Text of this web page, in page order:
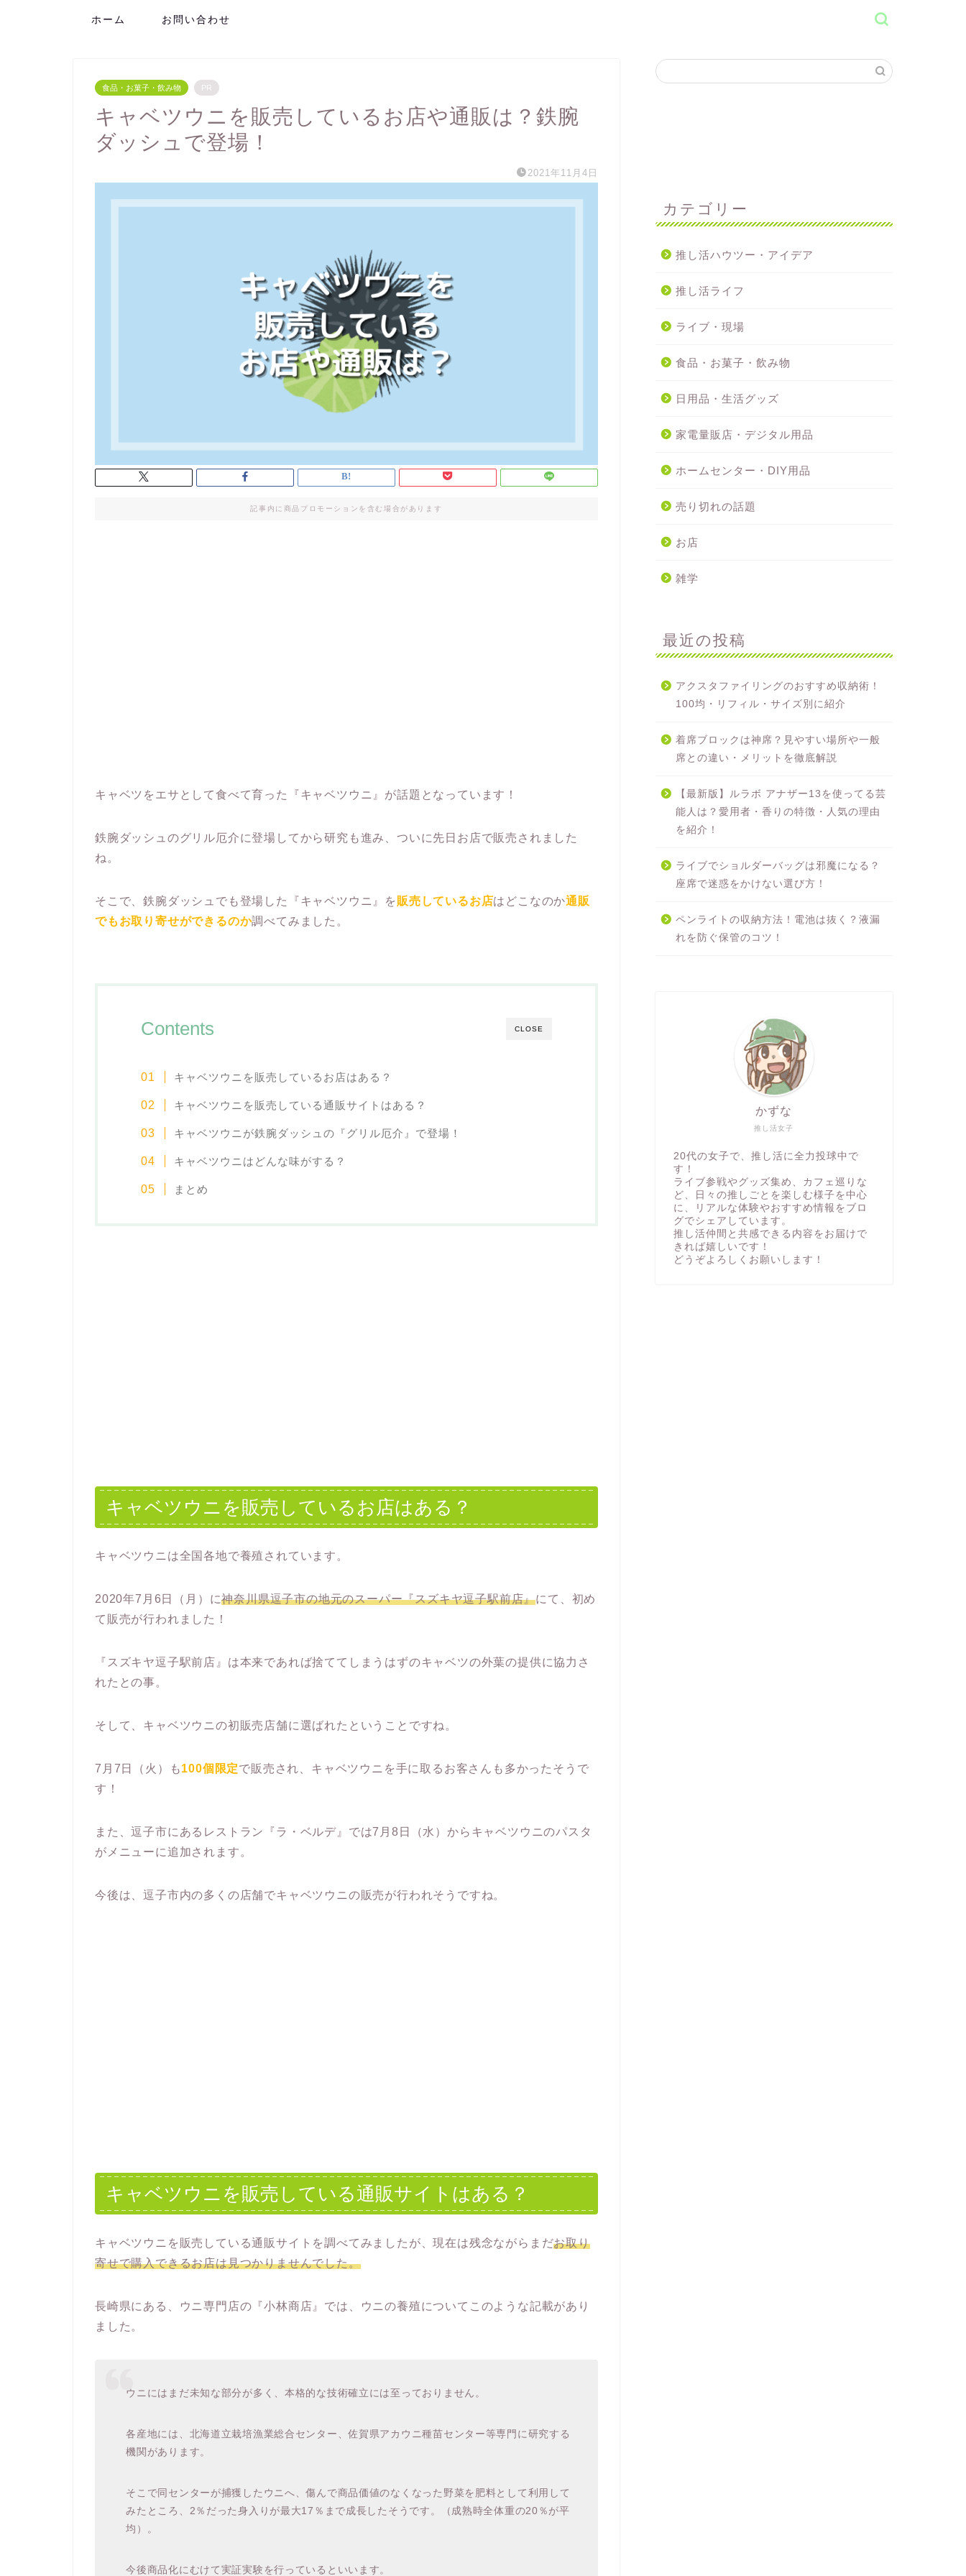
ホーム お問い合わせ
食品・お菓子・飲み物 PR
キャベツウニを販売しているお店や通販は？鉄腕
ダッシュで登場！
2021年11月4日
記事内に商品プロモーションを含む場合があります
キャベツをエサとして食べて育った『キャベツウニ』が話題となっています！
鉄腕ダッシュのグリル厄介に登場してから研究も進み、ついに先日お店で販売されました
ね。
そこで、鉄腕ダッシュでも登場した『キャベツウニ』を 販売しているお店はどこなのか通販
でもお取り寄せができるのか調べてみました。
CLOSE
Contents
キャベツウニを販売しているお店はある？
キャベツウニを販売している通販サイトはある？
キャベツウニが鉄腕ダッシュの『グリル厄介』で登場！
キャベツウニはどんな味がする？
まとめ
キャベツウニを販売しているお店はある？
キャベツウニは全国各地で養殖されています。
2020年7月6日（月）に神奈川県逗子市の地元のスーパー『スズキヤ逗子駅前店』にて、初め
て販売が行われました！
『スズキヤ逗子駅前店』は本来であれば捨ててしまうはずのキャベツの外葉の提供に協力さ
れたとの事。
そして、キャベツウニの初販売店舗に選ばれたということですね。
7月7日（火）も100個限定で販売され、キャベツウニを手に取るお客さんも多かったそうで
す！
また、逗子市にあるレストラン『ラ・ベルデ』では7月8日（水）からキャベツウニのパスタ
がメニューに追加されます。
今後は、逗子市内の多くの店舗でキャベツウニの販売が行われそうですね。
キャベツウニを販売している通販サイトはある？
キャベツウニを販売している通販サイトを調べてみましたが、現在は残念ながらまだお取り
寄せで購入できるお店は見つかりませんでした。
長崎県にある、ウニ専門店の『小林商店』では、ウニの養殖についてこのような記載があり
ました。
ウニにはまだ未知な部分が多く、本格的な技術確立には至っておりません。
各産地には、北海道立栽培漁業総合センター、佐賀県アカウニ種苗センター等専門に研究する
機関があります。
そこで同センターが捕獲したウニへ、傷んで商品価値のなくなった野菜を肥料として利用して
みたところ、2％だった身入りが最大17％まで成長したそうです。（成熟時全体重の20％が平
均）。
今後商品化にむけて実証実験を行っているといいます。
カテゴリー
推し活ハウツー・アイデア
推し活ライフ
ライブ・現場
食品・お菓子・飲み物
日用品・生活グッズ
家電量販店・デジタル用品
ホームセンター・DIY用品
売り切れの話題
お店
雑学
最近の投稿
アクスタファイリングのおすすめ収納術！
100均・リフィル・サイズ別に紹介
着席ブロックは神席？見やすい場所や一般
席との違い・メリットを徹底解説
【最新版】ルラボ アナザー13を使ってる芸
能人は？愛用者・香りの特徴・人気の理由
を紹介！
ライブでショルダーバッグは邪魔になる？
座席で迷惑をかけない選び方！
ペンライトの収納方法！電池は抜く？液漏
れを防ぐ保管のコツ！
推し活女子
かずな
20代の女子で、推し活に全力投球中で
す！
ライブ参戦やグッズ集め、カフェ巡りな
ど、日々の推しごとを楽しむ様子を中心
に、リアルな体験やおすすめ情報をブロ
グでシェアしています。
推し活仲間と共感できる内容をお届けで
きれば嬉しいです！
どうぞよろしくお願いします！